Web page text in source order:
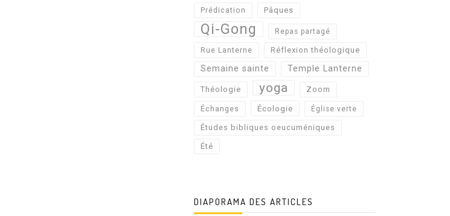
Prédication Pâques
Qi-Gong Repas partagé
Rue Lanterne Réflexion théologique
Semaine sainte Temple Lanterne
Théologie yoga Zoom
Échanges Écologie Église verte
Études bibliques oeucuméniques
Été
DIAPORAMA DES ARTICLES